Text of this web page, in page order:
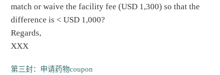
match or waive the facility fee (USD 1,300) so that the
difference is < USD 1,000?
Regards,
XXX
第三封：申请药物coupon